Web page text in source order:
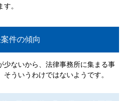
。
件の傾向
少ないから、法律事務所に集まる事
ういうわけではないようです。